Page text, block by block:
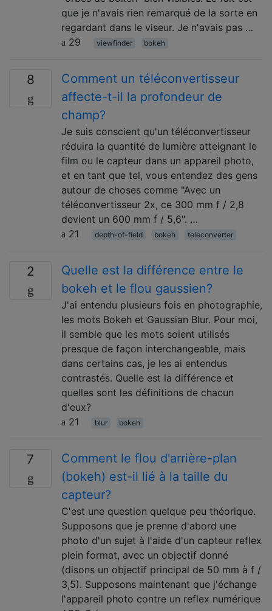
que je n'avais rien remarqué de la sorte en
regardant dans le viseur. Je n'avais pas …
29
viewfinder bokeh
8
Comment un téléconvertisseur
affecte-t-il la profondeur de
champ?
Je suis conscient qu'un téléconvertisseur
réduira la quantité de lumière atteignant le
film ou le capteur dans un appareil photo,
et en tant que tel, vous entendez des gens
autour de choses comme "Avec un
téléconvertisseur 2x, ce 300 mm f / 2,8
devient un 600 mm f / 5,6". …
21
depth-of-field bokeh teleconverter
2
Quelle est la différence entre le
bokeh et le flou gaussien?
J'ai entendu plusieurs fois en photographie,
les mots Bokeh et Gaussian Blur. Pour moi,
il semble que les mots soient utilisés
presque de façon interchangeable, mais
dans certains cas, je les ai entendus
contrastés. Quelle est la différence et
quelles sont les définitions de chacun
d'eux?
21
blur bokeh
7
Comment le flou d'arrière-plan
(bokeh) est-il lié à la taille du
capteur?
C'est une question quelque peu théorique.
Supposons que je prenne d'abord une
photo d'un sujet à l'aide d'un capteur reflex
plein format, avec un objectif donné
(disons un objectif principal de 50 mm à f /
3,5). Supposons maintenant que j'échange
l'appareil photo contre un reflex numérique